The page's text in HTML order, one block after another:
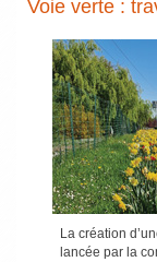
Voie verte :
La création
lancée par la